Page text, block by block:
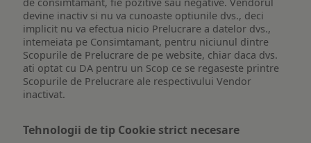
devine inactiv si nu va cunoaste optiunile dvs., deci
implicit nu va efectua nicio Prelucrare a datelor dvs.,
intemeiata pe Consimtamant, pentru niciunul dintre
Scopurile de Prelucrare de pe website, chiar daca dvs.
ati optat cu DA pentru un Scop ce se regaseste printre
Scopurile de Prelucrare ale respectivului Vendor
inactivat.
Tehnologii de tip Cookie strict necesare